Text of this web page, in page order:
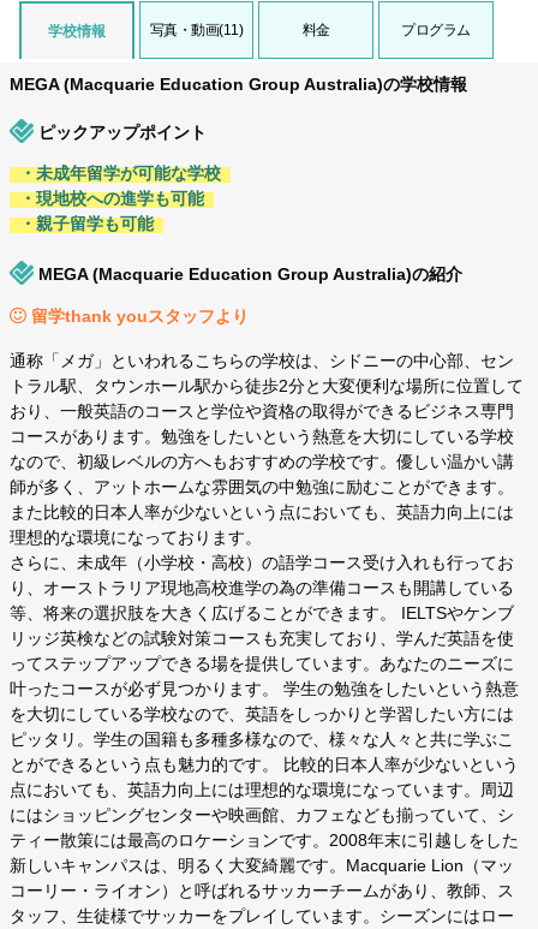
学校情報 写真・動画(11) 料金 プログラム
MEGA (Macquarie Education Group Australia)の学校情報
ピックアップポイント
・未成年留学が可能な学校
・現地校への進学も可能
・親子留学も可能
MEGA (Macquarie Education Group Australia)の紹介
留学thank youスタッフより
通称「メガ」といわれるこちらの学校は、シドニーの中心部、セン
トラル駅、タウンホール駅から徒歩2分と大変便利な場所に位置して
おり、一般英語のコースと学位や資格の取得ができるビジネス専門
コースがあります。勉強をしたいという熱意を大切にしている学校
なので、初級レベルの方へもおすすめの学校です。優しい温かい講
師が多く、アットホームな雰囲気の中勉強に励むことができます。
また比較的日本人率が少ないという点においても、英語力向上には
理想的な環境になっております。
さらに、未成年（小学校・高校）の語学コース受け入れも行ってお
り、オーストラリア現地高校進学の為の準備コースも開講している
等、将来の選択肢を大きく広げることができます。 IELTSやケンブ
リッジ英検などの試験対策コースも充実しており、学んだ英語を使
ってステップアップできる場を提供しています。あなたのニーズに
叶ったコースが必ず見つかります。 学生の勉強をしたいという熱意
を大切にしている学校なので、英語をしっかりと学習したい方には
ピッタリ。学生の国籍も多種多様なので、様々な人々と共に学ぶこ
とができるという点も魅力的です。 比較的日本人率が少ないという
点においても、英語力向上には理想的な環境になっています。周辺
にはショッピングセンターや映画館、カフェなども揃っていて、シ
ティー散策には最高のロケーションです。2008年末に引越しをした
新しいキャンパスは、明るく大変綺麗です。Macquarie Lion（マッ
コーリー・ライオン）と呼ばれるサッカーチームがあり、教師、ス
タッフ、生徒様でサッカーをプレイしています。シーズンにはロー